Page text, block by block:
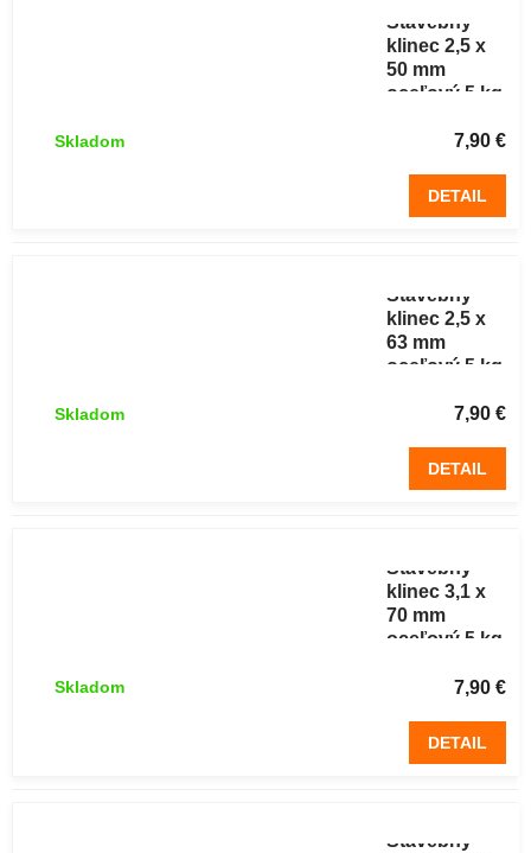
Stavebný
klinec 2,5 x
50 mm
oceľový 5 kg
7,90 €
Skladom
DETAIL
Stavebný
klinec 2,5 x
63 mm
oceľový 5 kg
7,90 €
Skladom
DETAIL
Stavebný
klinec 3,1 x
70 mm
oceľový 5 kg
7,90 €
Skladom
DETAIL
Stavebný